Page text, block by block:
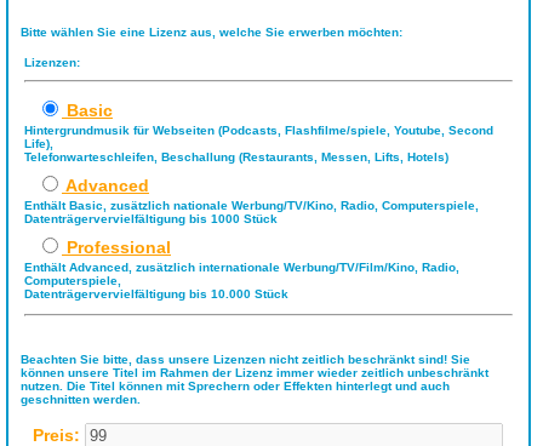
Bitte wählen Sie eine Lizenz aus, welche Sie erwerben möchten:
Lizenzen:
Basic
Hintergrundmusik für Webseiten (Podcasts, Flashfilme/spiele, Youtube, Second
Life),
Telefonwarteschleifen, Beschallung (Restaurants, Messen, Lifts, Hotels)
Advanced
Enthält Basic, zusätzlich nationale Werbung/TV/Kino, Radio, Computerspiele,
Datenträgervervielfältigung bis 1000 Stück
Professional
Enthält Advanced, zusätzlich internationale Werbung/TV/Film/Kino, Radio,
Computerspiele,
Datenträgervervielfältigung bis 10.000 Stück
Beachten Sie bitte, dass unsere Lizenzen nicht zeitlich beschränkt sind! Sie
können unsere Titel im Rahmen der Lizenz immer wieder zeitlich unbeschränkt
nutzen. Die Titel können mit Sprechern oder Effekten hinterlegt und auch
geschnitten werden.
Preis: